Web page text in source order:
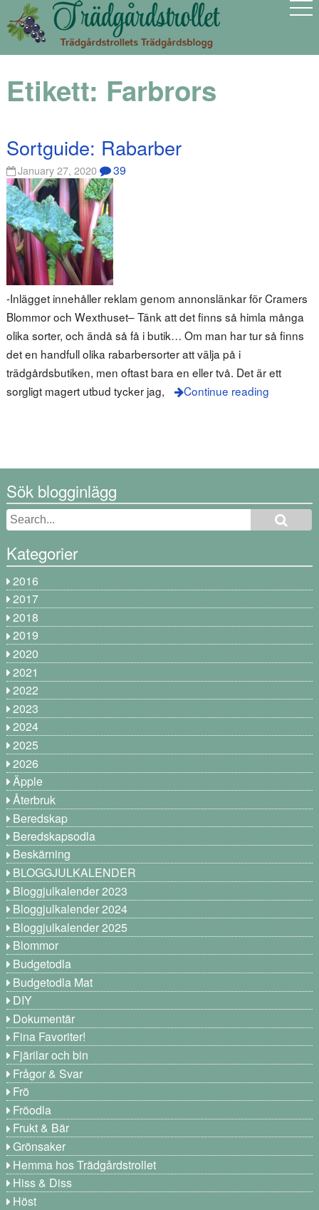
Etikett: Farbrors
Sortguide: Rabarber
January 27, 2020 39
-Inlägget innehåller reklam genom annonslänkar för Cramers
Blommor och Wexthuset– Tänk att det finns så himla många
olika sorter, och ändå så få i butik… Om man har tur så finns
det en handfull olika rabarbersorter att välja på i
trädgårdsbutiken, men oftast bara en eller två. Det är ett
sorgligt magert utbud tycker jag,
Continue reading
Sök blogginlägg
Kategorier
2016
2017
2018
2019
2020
2021
2022
2023
2024
2025
2026
Äpple
Återbruk
Beredskap
Beredskapsodla
Beskärning
BLOGGJULKALENDER
Bloggjulkalender 2023
Bloggjulkalender 2024
Bloggjulkalender 2025
Blommor
Budgetodla
Budgetodla Mat
DIY
Dokumentär
Fina Favoriter!
Fjärilar och bin
Frågor & Svar
Frö
Fröodla
Frukt & Bär
Grönsaker
Hemma hos Trädgårdstrollet
Hiss & Diss
Höst